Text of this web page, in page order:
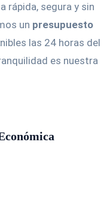
rápida, segura y sin
un presupuesto
las 24 horas del
es nuestra